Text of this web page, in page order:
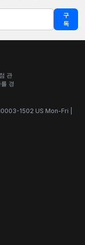
구
독
관
경
1502 US Mon-Fri |